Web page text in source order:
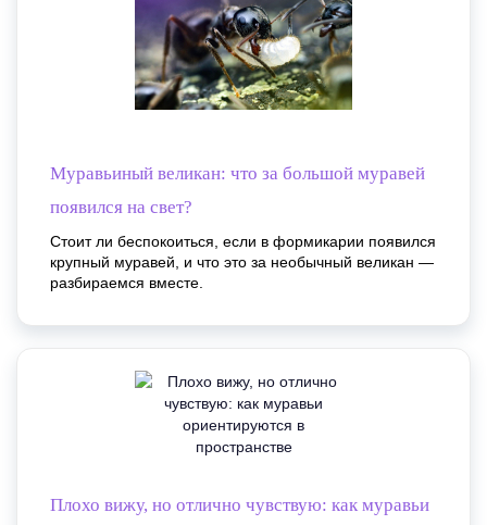
Муравьиный великан: что за большой муравей
появился на свет?
Стоит ли беспокоиться, если в формикарии появился
крупный муравей, и что это за необычный великан —
разбираемся вместе.
Плохо вижу, но отлично чувствую: как муравьи